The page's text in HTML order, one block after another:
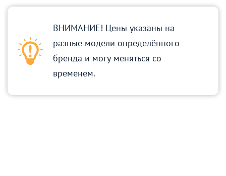
ВНИМАНИЕ! Цены указаны на
разные модели определённого
бренда и могу меняться со
временем.